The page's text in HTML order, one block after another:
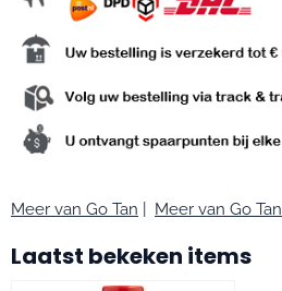
Meer van Go Tan Meer van Go Tan
Laatst bekeken items